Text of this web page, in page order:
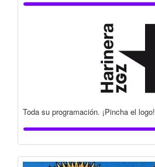
Toda su programación. ¡Pincha el logo!